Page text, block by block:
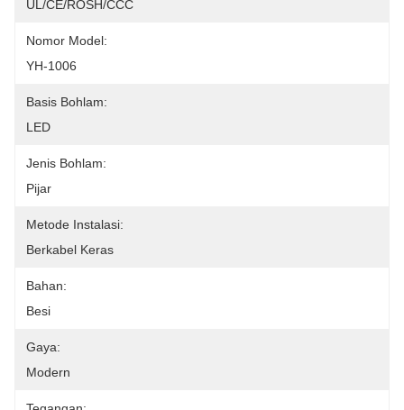
UL/CE/ROSH/CCC
Nomor Model:
YH-1006
Basis Bohlam:
LED
Jenis Bohlam:
Pijar
Metode Instalasi:
Berkabel Keras
Bahan:
Besi
Gaya:
Modern